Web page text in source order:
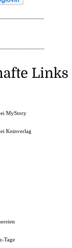
Links
MyStory
Keinverlag
Tage